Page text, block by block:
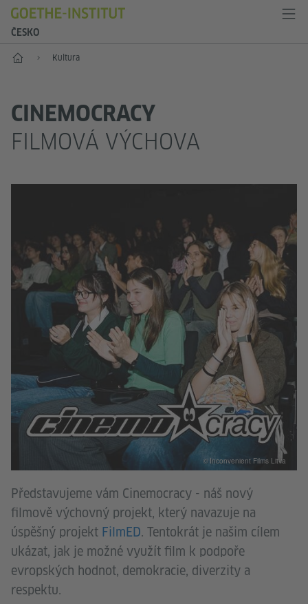
ČESKO
Hlavní stránka
Kultura
CINEMOCRACY
FILMOVÁ VÝCHOVA
© Inconvenient Films Litva
Představujeme vám Cinemocracy - náš nový
filmově výchovný projekt, který navazuje na
úspěšný projekt FilmED. Tentokrát je našim cílem
ukázat, jak je možné využít film k podpoře
evropských hodnot, demokracie, diverzity a
respektu.